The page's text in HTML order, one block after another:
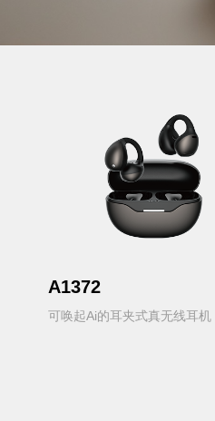
A1372
可唤起Ai的耳夹式真无线耳机